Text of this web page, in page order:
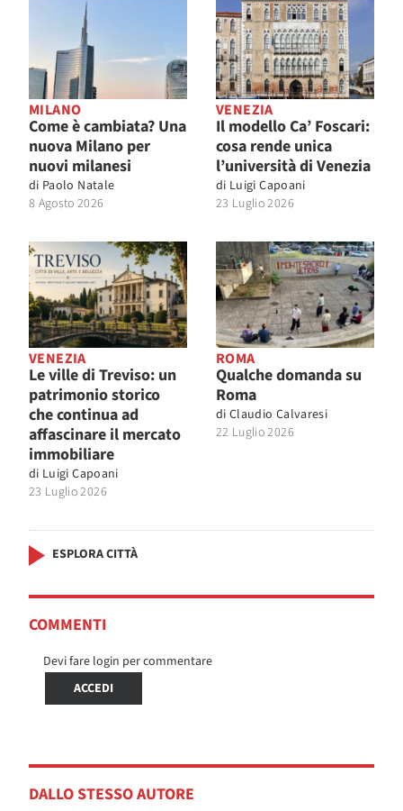
MILANO
Come è cambiata? Una
nuova Milano per
nuovi milanesi
di Paolo Natale
8 Agosto 2026
VENEZIA
Il modello Ca’ Foscari:
cosa rende unica
l’università di Venezia
di Luigi Capoani
23 Luglio 2026
VENEZIA
Le ville di Treviso: un
patrimonio storico
che continua ad
affascinare il mercato
immobiliare
di Luigi Capoani
23 Luglio 2026
ROMA
Qualche domanda su
Roma
di Claudio Calvaresi
22 Luglio 2026
ESPLORA CITTÀ
COMMENTI
Devi fare login per commentare
ACCEDI
DALLO STESSO AUTORE